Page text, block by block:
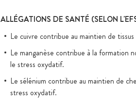
ALLÉGATIONS DE SANTÉ (SELON
Le cuivre contribue au maintien de
Le manganèse contribue à la formation
le stress oxydatif.
Le sélénium contribue au maintien de
stress oxydatif.